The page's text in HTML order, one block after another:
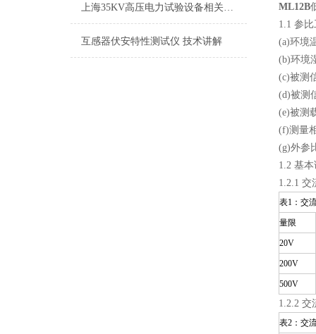
上海35KV高压电力试验设备相关资料
互感器伏安特性测试仪 技术讲解
ML12B
1.1 参
(a)环境
(b)环境
(c)被测
(d)被测
(e)被测
(f)测量
(g)外参
1.2 基
1.2.1 交
表1：交
量限
20V
200V
500V
1.2.2 交
表2：交